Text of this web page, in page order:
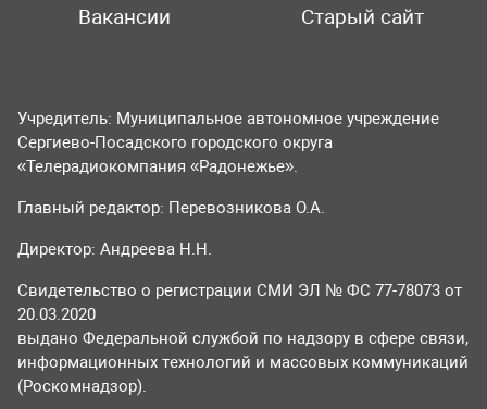
Вакансии
Старый сайт
Учредитель: Муниципальное автономное учреждение
Сергиево-Посадского городского округа
«Телерадиокомпания «Радонежье».
Главный редактор: Перевозникова О.А.
Директор: Андреева Н.Н.
Свидетельство о регистрации СМИ ЭЛ № ФС 77-78073 от
20.03.2020
выдано Федеральной службой по надзору в сфере связи,
информационных технологий и массовых коммуникаций
(Роскомнадзор).